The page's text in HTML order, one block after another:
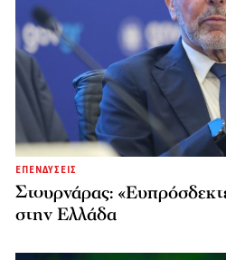
ΕΠΕΝΔΥΣΕΙΣ
Στουρνάρας:
στην Ελλάδα